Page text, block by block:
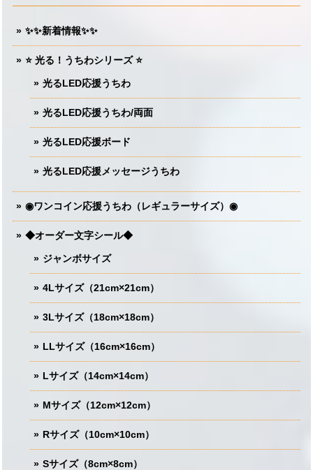
✨✨新着情報✨✨
⭐️ 光る！うちわシリーズ ⭐️
光るLED応援うちわ
光るLED応援うちわ/両面
光るLED応援ボード
光るLED応援メッセージうちわ
◉ワンコイン応援うちわ（レギュラーサイズ）◉
◆オーダー文字シール◆
ジャンボサイズ
4Lサイズ（21cm×21cm）
3Lサイズ（18cm×18cm）
LLサイズ（16cm×16cm）
Lサイズ（14cm×14cm）
Mサイズ（12cm×12cm）
Rサイズ（10cm×10cm）
Sサイズ（8cm×8cm）